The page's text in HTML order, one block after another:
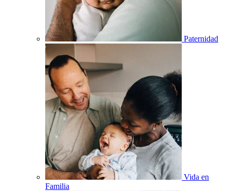
Paternidad
Vida en
Familia